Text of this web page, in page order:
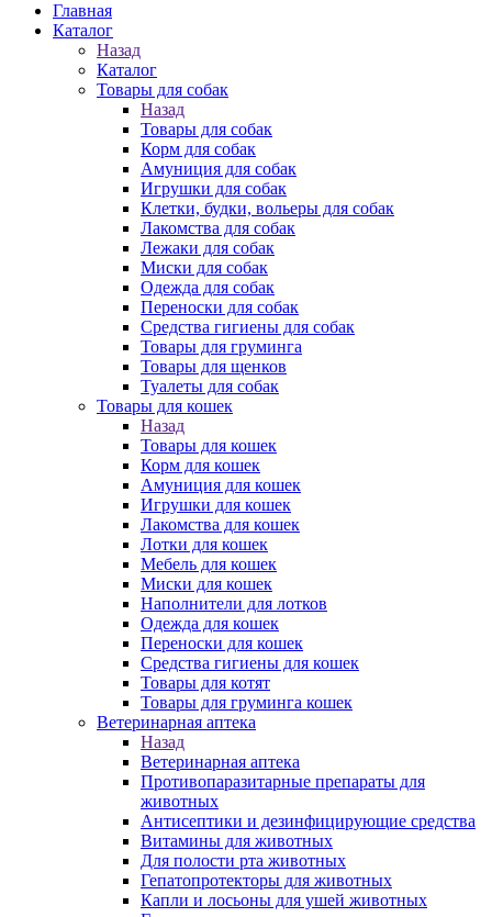
Главная
Каталог
Назад
Каталог
Товары для собак
Назад
Товары для собак
Корм для собак
Амуниция для собак
Игрушки для собак
Клетки, будки, вольеры для собак
Лакомства для собак
Лежаки для собак
Миски для собак
Одежда для собак
Переноски для собак
Средства гигиены для собак
Товары для груминга
Товары для щенков
Туалеты для собак
Товары для кошек
Назад
Товары для кошек
Корм для кошек
Амуниция для кошек
Игрушки для кошек
Лакомства для кошек
Лотки для кошек
Мебель для кошек
Миски для кошек
Наполнители для лотков
Одежда для кошек
Переноски для кошек
Средства гигиены для кошек
Товары для котят
Товары для груминга кошек
Ветеринарная аптека
Назад
Ветеринарная аптека
Противопаразитарные препараты для
животных
Антисептики и дезинфицирующие средства
Витамины для животных
Для полости рта животных
Гепатопротекторы для животных
Капли и лосьоны для ушей животных